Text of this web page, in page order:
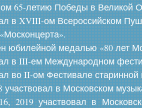
65-летию Победы в Великой
в XVIII-ом Всероссийском
юбилейной медалью «80 лет
в III-ем Международном
во II-ом Фестивале
участвовал в Московском
2019 участвовал в